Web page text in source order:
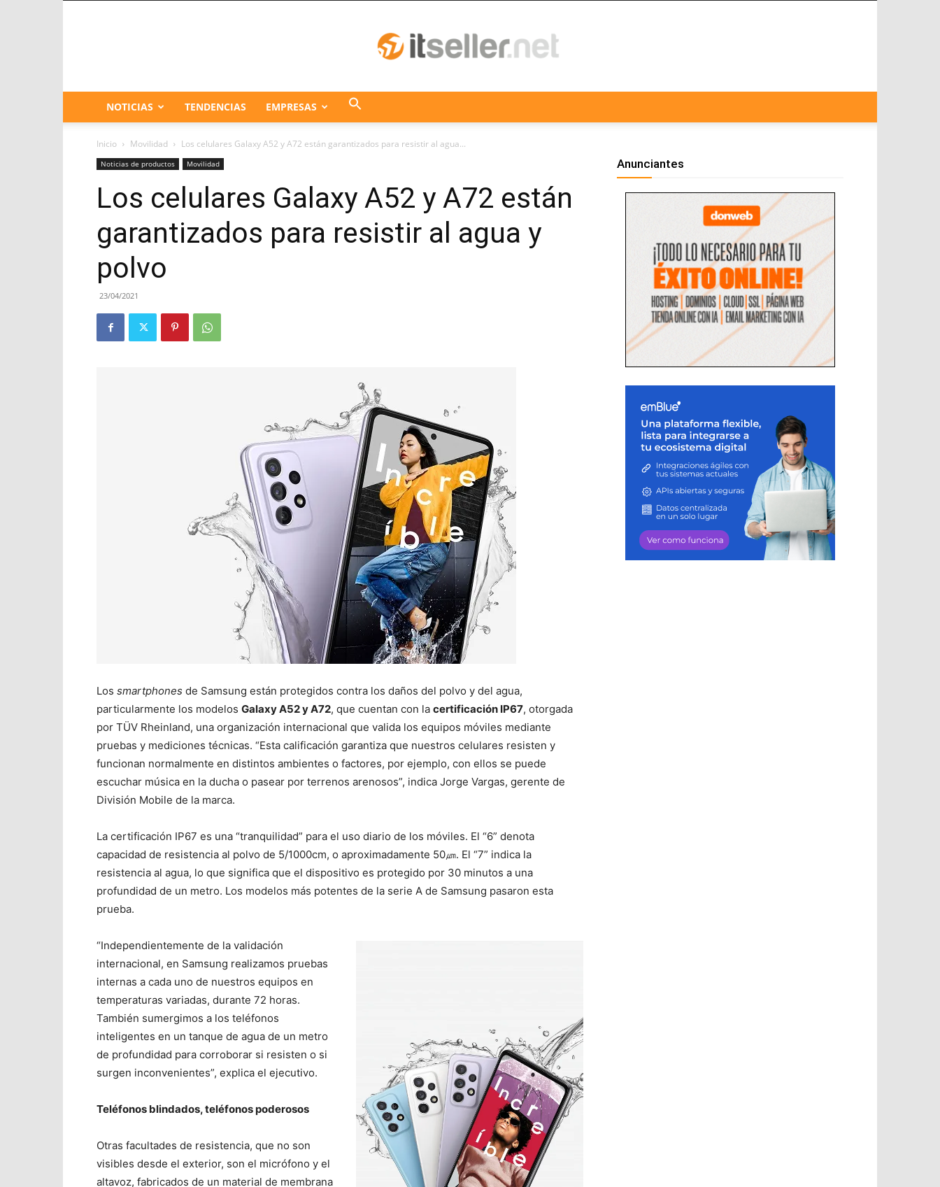
Centroamérica
NOTICIAS TENDENCIAS EMPRESAS
Inicio Movilidad Los celulares Galaxy A52 y A72 están garantizados para resistir al agua...
Noticias de productos Movilidad
Los celulares Galaxy A52 y A72 están
garantizados para resistir al agua y
polvo
23/04/2021
Los smartphones de Samsung están protegidos contra los daños del polvo y del agua,
particularmente los modelos Galaxy A52 y A72, que cuentan con la certificación IP67, otorgada
por TÜV Rheinland, una organización internacional que valida los equipos móviles mediante
pruebas y mediciones técnicas. “Esta calificación garantiza que nuestros celulares resisten y
funcionan normalmente en distintos ambientes o factores, por ejemplo, con ellos se puede
escuchar música en la ducha o pasear por terrenos arenosos”, indica Jorge Vargas, gerente de
División Mobile de la marca.
La certificación IP67 es una “tranquilidad” para el uso diario de los móviles. El “6” denota
capacidad de resistencia al polvo de 5/1000cm, o aproximadamente 50㎛. El “7” indica la
resistencia al agua, lo que significa que el dispositivo es protegido por 30 minutos a una
profundidad de un metro. Los modelos más potentes de la serie A de Samsung pasaron esta
prueba.
“Independientemente de la validación
internacional, en Samsung realizamos pruebas
internas a cada uno de nuestros equipos en
temperaturas variadas, durante 72 horas.
También sumergimos a los teléfonos
inteligentes en un tanque de agua de un metro
de profundidad para corroborar si resisten o si
surgen inconvenientes”, explica el ejecutivo.
Teléfonos blindados, teléfonos poderosos
Otras facultades de resistencia, que no son
visibles desde el exterior, son el micrófono y el
altavoz, fabricados de un material de membrana
Anunciantes